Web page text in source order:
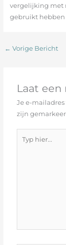
vergelijking met
gebruikt hebben
← Vorige Bericht
Laat
Je e-
zijn
hier...